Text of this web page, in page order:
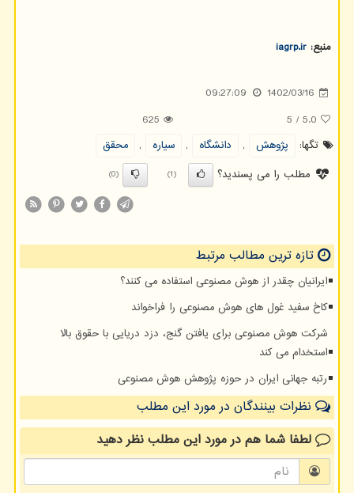
منبع: iagrp.ir
1402/03/16
09:27:09
5.0
/
5
625
تگها:
پژوهش , دانشگاه , سیاره ,
محقق
مطلب را می پسندید؟
(1)
(0)
تازه ترین مطالب مرتبط
ایرانیان چقدر از هوش مصنوعی استفاده می کنند؟
کاخ سفید غول های هوش مصنوعی را فراخواند
شرکت هوش مصنوعی برای یافتن گنج، دزد دریایی با حقوق بالا
استخدام می کند
رتبه جهانی ایران در حوزه پژوهش هوش مصنوعی
نظرات بینندگان در مورد این مطلب
لطفا شما همدر مورد این مطلبنظر دهید